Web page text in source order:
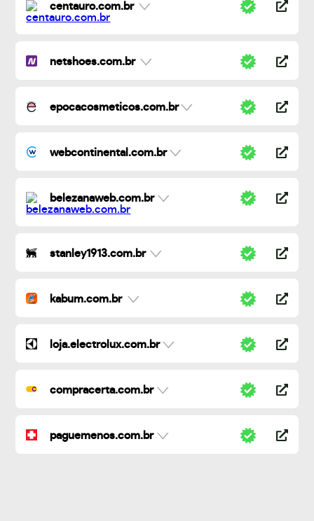
centauro.com.br
netshoes.com.br
epocacosmeticos.com.br
webcontinental.com.br
belezanaweb.com.br
stanley1913.com.br
kabum.com.br
loja.electrolux.com.br
compracerta.com.br
paguemenos.com.br